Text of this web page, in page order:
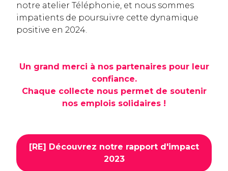
notre atelier Téléphonie, et nous sommes
impatients de poursuivre cette dynamique
positive en 2024.
Un grand merci à nos partenaires pour leur
confiance.
Chaque collecte nous permet de soutenir
nos emplois solidaires !
[RE] Découvrez notre rapport d'impact
2023